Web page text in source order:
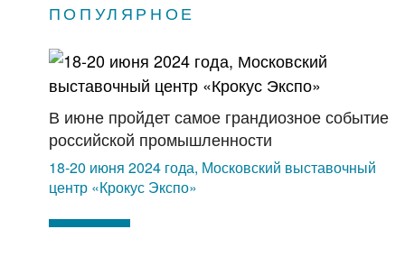
ПОПУЛЯРНОЕ
В июне пройдет самое грандиозное событие
российской промышленности
18-20 июня 2024 года, Московский выставочный
центр «Крокус Экспо»